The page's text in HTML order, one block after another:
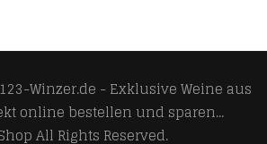
123-Winzer.de - Exklusive Weine aus
online bestellen und sparen...
All Rights Reserved.